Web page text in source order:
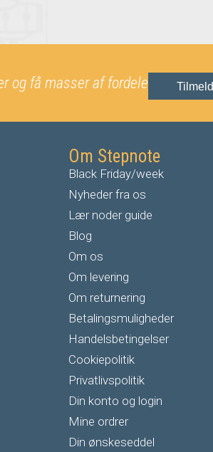
og få masser af fordele Tilmeld
Om Stepnote
Black Friday/week
Nyheder fra os
Lær noder guide
Blog
Om os
Om levering
Om returnering
Betalingsmuligheder
Handelsbetingelser
Cookiepolitik
Privatlivspolitik
Din konto og login
Mine ordrer
Din ønskeseddel